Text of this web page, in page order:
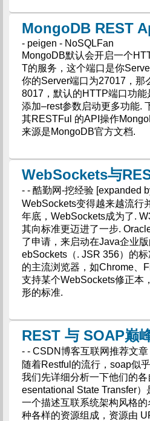
MongoDB REST
- peigen - NoSQLFan
MongoDB默认会开启一个
T的服务，这个端口是你
你的Server端口为27017，那
8017，默认的HTTP端口功
添加–rest参数启动更多功能.
其RESTFul 的API操作
来源是MongoDB官方文档.
WebSockets与
- - 酷勤网-挖经验 [expanded
WebSockets变得越来越流行
年底，WebSockets成为了.
其向标准更迈进了一步.
了申请，来启动在Java企业
ebSockets（. JSR 356）的
的主流浏览器，如Chrome、
支持某个WebSockets修正本
形的标准.
REST 与 SOAP巅
- - CSDN博客互联网推荐文章
随着Restful的流行，soap似
我们先详细分析一下他们的
esentational State Transfer
一个描述互联系统架构风格
种各样的资源组成，资源由